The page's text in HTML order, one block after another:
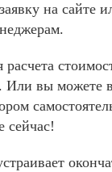
на сайте
расчета
Или вы можете
сейчас!